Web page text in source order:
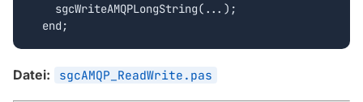
    sgcWriteAMQPLongString(...);
  end;
Datei: sgcAMQP_ReadWrite.pas